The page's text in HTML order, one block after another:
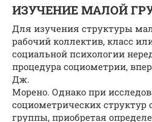
ИЗУЧЕНИЕ МАЛОЙ
Для изучения структуры
рабочий коллектив, класс
социальной психологии
процедура социометрии,
Дж.
Морено. Однако при
социометрических
группы, приобретая